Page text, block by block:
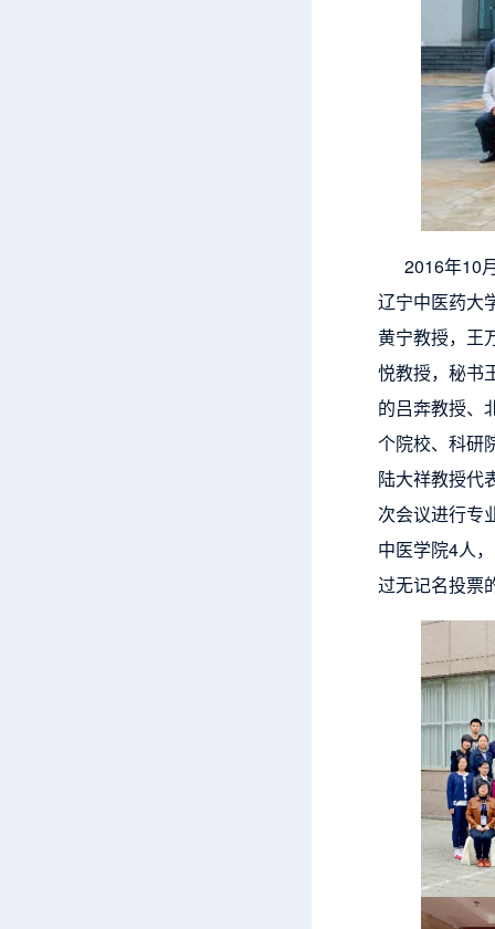
2016年10
辽宁中医药大
黄宁教授，王
悦教授，秘书
的吕奔教授、
个院校、科研
陆大祥教授代
次会议进行专
中医学院4人
过无记名投票